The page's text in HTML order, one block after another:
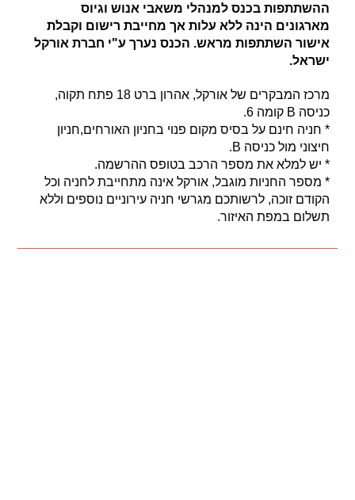
ההשתתפות בכנס למנהלי משאבי אנוש וגיוס
מארגונים הינה ללא עלות אך מחייבת רישום וקבלת
אישור השתתפות מראש. הכנס נערך ע"י חברת אורקל
ישראל.
מרכז המבקרים של אורקל, אהרון ברט 18 פתח תקוה,
כניסה B קומה 6.
* חניה חינם על בסיס מקום פנוי בחניון האורחים,חניון
חיצוני מול כניסה B.
* יש למלא את מספר הרכב בטופס ההרשמה.
* מספר החניות מוגבל, אורקל אינה מתחייבת לחניה וכל
הקודם זוכה, לרשותכם מגרשי חניה עירוניים נוספים וללא
תשלום במפת האיזור.